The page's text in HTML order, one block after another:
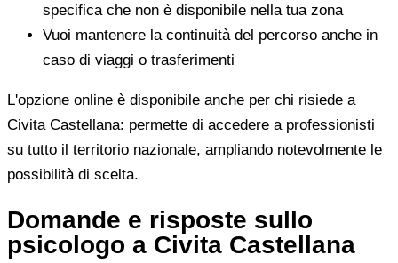
specifica che non è disponibile nella tua zona
Vuoi mantenere la continuità del percorso anche in
caso di viaggi o trasferimenti
L'opzione online è disponibile anche per chi risiede a
Civita Castellana: permette di accedere a professionisti
su tutto il territorio nazionale, ampliando notevolmente le
possibilità di scelta.
Domande e risposte sullo
psicologo a Civita Castellana